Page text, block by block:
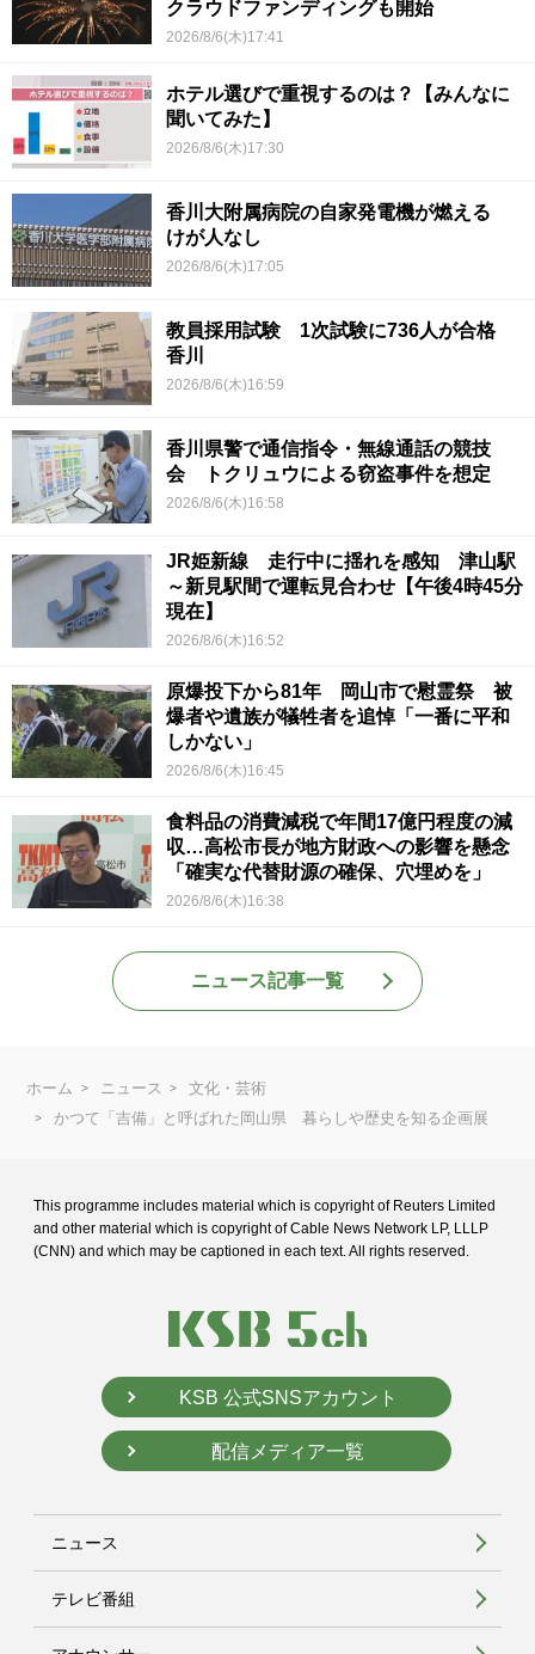
クラウドファンディングも開始
2026/8/6(木)17:41
ホテル選びで重視するのは？【みんなに
聞いてみた】
2026/8/6(木)17:30
香川大附属病院の自家発電機が燃える
けが人なし
2026/8/6(木)17:05
教員採用試験 1次試験に736人が合格
香川
2026/8/6(木)16:59
香川県警で通信指令・無線通話の競技
会 トクリュウによる窃盗事件を想定
2026/8/6(木)16:58
JR姫新線 走行中に揺れを感知 津山駅
～新見駅間で運転見合わせ【午後4時45分
現在】
2026/8/6(木)16:52
原爆投下から81年 岡山市で慰霊祭 被
爆者や遺族が犠牲者を追悼「一番に平和
しかない」
2026/8/6(木)16:45
食料品の消費減税で年間17億円程度の減
収…高松市長が地方財政への影響を懸念
「確実な代替財源の確保、穴埋めを」
2026/8/6(木)16:38
ニュース記事一覧
ホーム ニュース
文化・芸術
かつて「吉備」と呼ばれた岡山県 暮らしや歴史を知る企画展
This programme includes material which is copyright of Reuters Limited
and other material which is copyright of Cable News Network LP, LLLP
(CNN) and which may be captioned in each text. All rights reserved.
KSB 公式SNSアカウント
配信メディア一覧
ニュース
テレビ番組